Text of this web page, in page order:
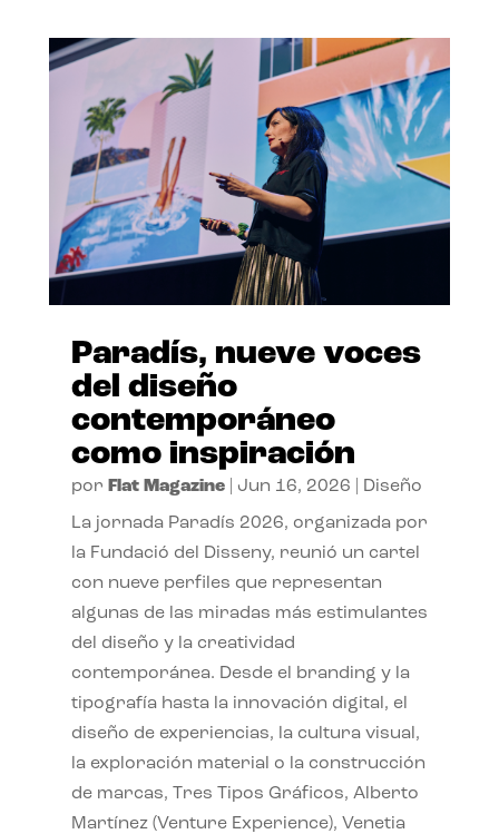
Paradís, nueve voces
del diseño
contemporáneo
como inspiración
por Flat Magazine| Jun 16, 2026 Diseño
La jornada Paradís 2026, organizada por
la Fundació del Disseny, reunió un cartel
con nueve perfiles que representan
algunas de las miradas más estimulantes
del diseño y la creatividad
contemporánea. Desde el branding y la
tipografía hasta la innovación digital, el
diseño de experiencias, la cultura visual,
la exploración material o la construcción
de marcas, Tres Tipos Gráficos, Alberto
Martínez (Venture Experience), Venetia